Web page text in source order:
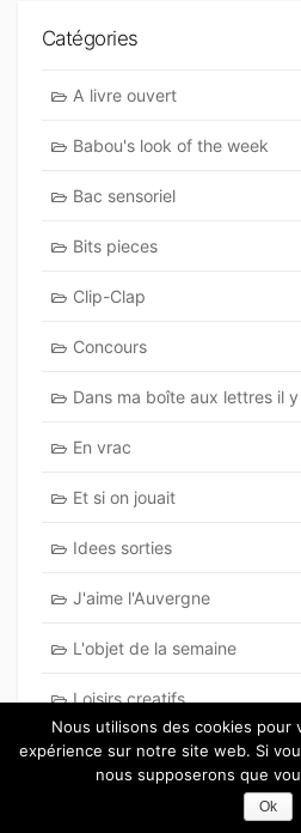
Catégories
A livre ouvert
Babou's look of the week
Bac sensoriel
Bits pieces
Clip-Clap
Concours
Dans ma boîte aux lettres il y
En vrac
Et si on jouait
Idees sorties
J'aime l'Auvergne
L'objet de la semaine
Loisirs creatifs
Lulu's look of the week
Mam'zelle Babou's life
Nous utilisons des cookies pour
expérience sur notre site web. Si
nous supposerons que
Ok